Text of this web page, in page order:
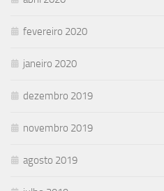
fevereiro 2020
janeiro 2020
dezembro 2019
novembro 2019
agosto 2019